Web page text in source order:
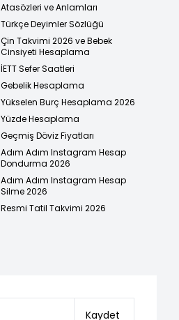
Atasözleri ve Anlamları
Türkçe Deyimler Sözlüğü
Çin Takvimi 2026 ve Bebek
Cinsiyeti Hesaplama
İETT Sefer Saatleri
Gebelik Hesaplama
Yükselen Burç Hesaplama 2026
Yüzde Hesaplama
Geçmiş Döviz Fiyatları
Adım Adım Instagram Hesap
Dondurma 2026
Adım Adım Instagram Hesap
Silme 2026
Resmi Tatil Takvimi 2026
Kaydet